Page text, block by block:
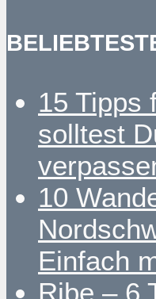
15 Tipps
solltest
10
Einfach
Ribe – 6